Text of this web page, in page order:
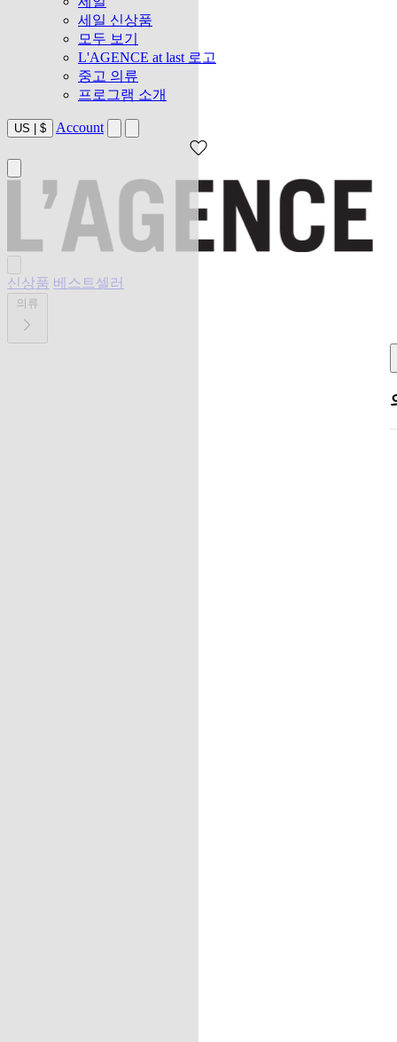
세일 신상품
모두 보기
L'AGENCE at last 로고
중고 의류
프로그램 소개
US $ Account
신상품 베스트셀러
의류